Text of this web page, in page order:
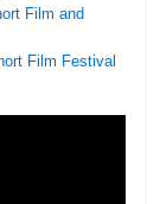
Film and
Film Festival